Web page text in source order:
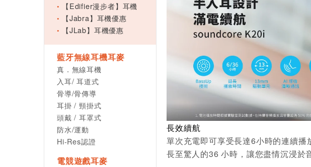
【Edifier漫步者】耳機
【Jabra】耳機優惠
【JLab】耳機優惠
藍牙無線耳機耳麥
真．無線耳機
入耳/ 耳道式
骨導/骨傳導
耳掛 / 頸掛式
頭戴 / 耳罩式
防水/運動
Hi-Res認證
電競遊戲耳麥
長效續航
單次充電即可享受長達6小時的連續播
長至驚人的36 小時，讓您盡情沉浸於